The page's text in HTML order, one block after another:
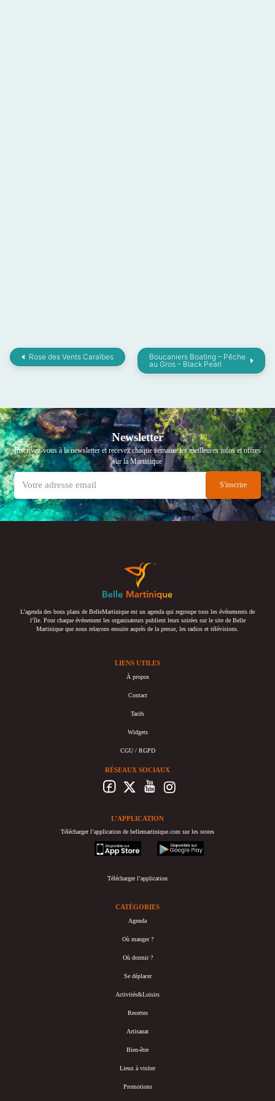
Rose des Vents Caraïbes
Boucaniers Boating – Pêche
au Gros – Black Pearl
Newsletter
Inscrivez-vous à la newsletter et recevez chaque semaine les meilleures infos et offres
sur la Martinique
L’agenda des bons plans de BelleMartinique est un agenda qui regroupe tous les événements de
l’île. Pour chaque événement les organisateurs publient leurs soirées sur le site de Belle
Martinique que nous relayons ensuite auprès de la presse, les radios et télévisions.
LIENS UTILES
À propos
Contact
Tarifs
Widgets
CGU / RGPD
RÉSEAUX SOCIAUX
L’APPLICATION
Télécharger l’application de bellemartinique.com sur les stores
appstore
googleplay
Télécharger l’application
CATÉGORIES
Agenda
Où manger ?
Où dormir ?
Se déplacer
Activités&Loisirs
Recettes
Artisanat
Bien-être
Lieux à visiter
Promotions